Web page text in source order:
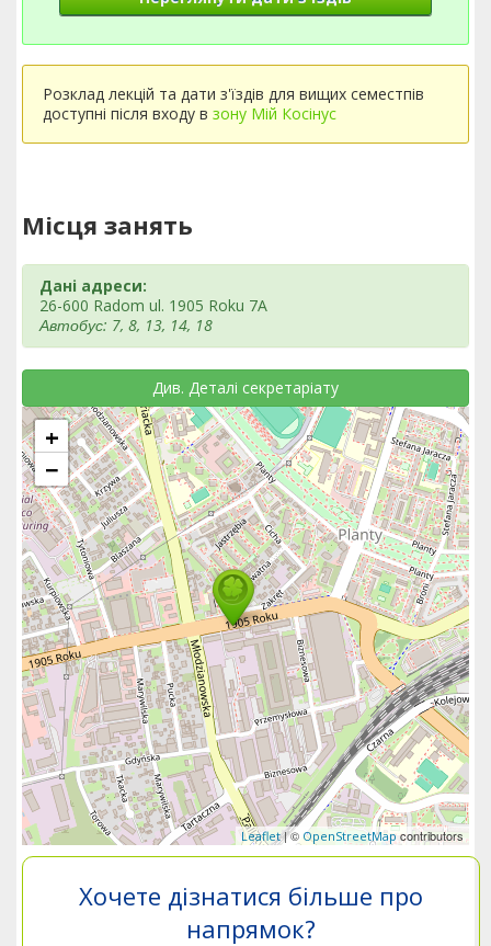
Розклад лекцій та дати з'їздів для вищих семестпів
доступні після входу в зону Мій Косінус
Місця занять
Дані адреси:
26-600 Radom ul. 1905 Roku 7A
Автобус: 7, 8, 13, 14, 18
Див. Деталі секретаріату
+
−
Leaflet| © OpenStreetMapcontributors
Хочете дізнатися більше про
напрямок?